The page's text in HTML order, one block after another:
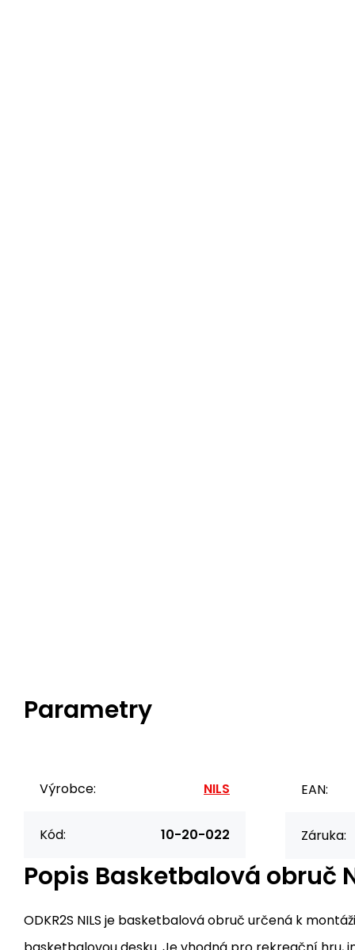
Parametry
Výrobce: NILS
Kód: 10-20-022
EAN:
Záruka:
Popis Basketbalová obruč
ODKR2S NILS je basketbalová obruč určená k